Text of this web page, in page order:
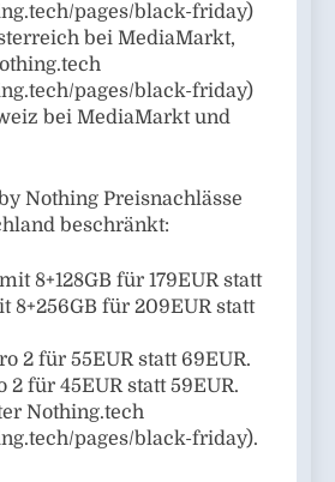
pages/black-friday)
bei MediaMarkt,
pages/black-friday)
bei MediaMarkt und
Nothing Preisnachlässe
beschränkt:
8+128GB für 179EUR statt
8+256GB für 209EUR statt
2 für 55EUR statt 69EUR.
2 für 45EUR statt 59EUR.
Nothing.tech
pages/black-friday).